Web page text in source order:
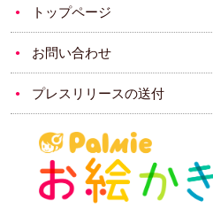
トップページ
お問い合わせ
プレスリリースの送付